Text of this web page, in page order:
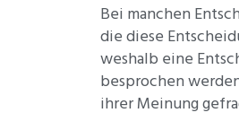
Bei manchen
die diese
weshalb eine
besprochen
ihrer Meinung